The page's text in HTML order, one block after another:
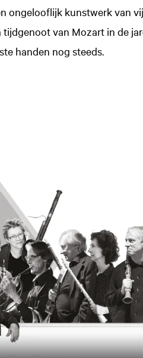
ongelooflijk kunstwerk van
tijdgenoot van Mozart in de
handen nog steeds.